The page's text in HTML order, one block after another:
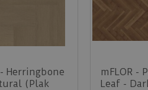
Herringbone
(Plak
mFLOR -
Leaf -